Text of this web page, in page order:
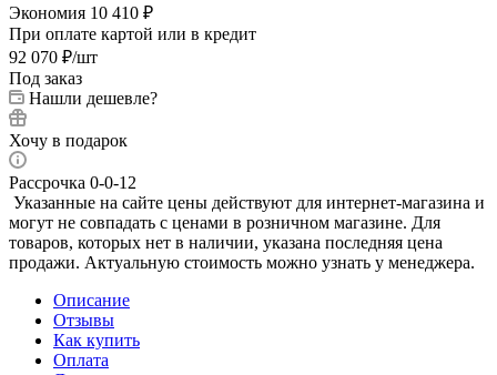
Экономия 10 410 ₽
При оплате картой или в кредит
92 070 ₽/шт
Под заказ
Нашли дешевле?
Хочу в подарок
Рассрочка 0-0-12
Указанные на сайте цены действуют для интернет-магазина и
могут не совпадать с ценами в розничном магазине. Для
товаров, которых нет в наличии, указана последняя цена
продажи. Актуальную стоимость можно узнать у менеджера.
Описание
Отзывы
Как купить
Оплата